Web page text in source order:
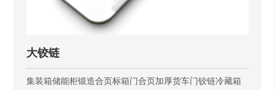
大铰链
集装箱储能柜锻造合页标箱门合页加厚货车门铰链冷藏箱